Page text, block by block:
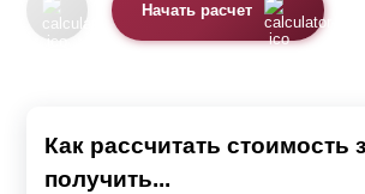
Начать расчет
Как рассчитать стоимость
получить...